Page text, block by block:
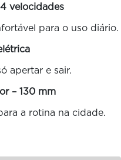
velocidades
para o uso diário.
apertar e sair.
– 130 mm
a rotina na cidade.